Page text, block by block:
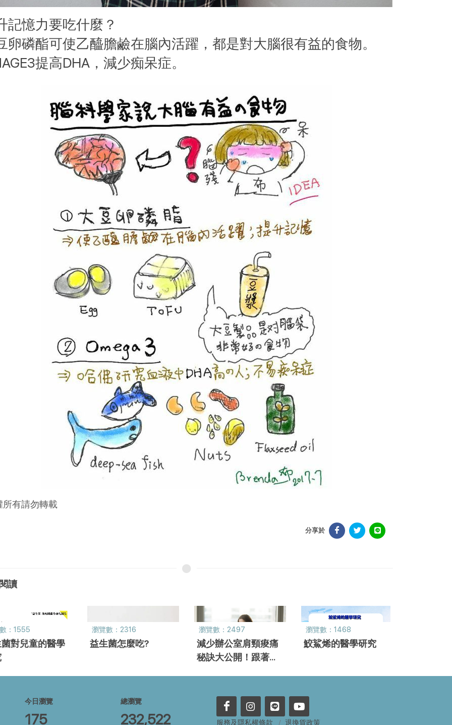
記憶力要吃什麼？
卵磷酯可使乙醯膽鹼在腦內活躍，都是對大腦很有益的食物。
提高DHA，減少痴呆症。
所有請勿轉載
分享於
讀
：1555
對兒童的醫學
瀏覽數：2316
益生菌怎麼吃?
瀏覽數：2497
減少辦公室肩頸痠痛
秘訣大公開！跟著大
瀏覽數：1468
鮫鯊烯的醫學研究
今日瀏覽
175
總瀏覽
232,522 服務及隱私權條款 退換貨政策